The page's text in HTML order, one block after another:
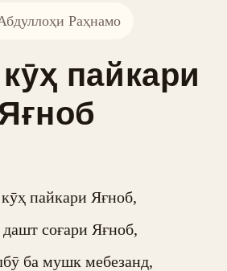
Раҳнамо
пайкари
пайкари Яғноб,
соғари Яғноб,
ба мушк мебезанд,